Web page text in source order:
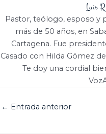
Luis
Pastor, teólogo, esposo y
más de 50 años, en
Cartagena. Fue
Casado con Hilda Gómez
Te doy una cordial
← Entrada anterior